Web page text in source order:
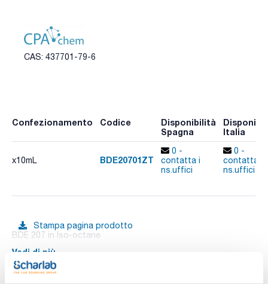
CAS: 437701-79-6
Confezionamento Codice
Disponibilità
Spagna
Italia
x10mL BDE20701ZT
0 -
contatta i
ns.uffici
0 -
contatta i
ns.uffici
Stampa pagina prodotto
BDE 207 in Iso-octane
Vedi di più